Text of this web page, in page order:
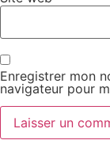
Enregistrer mon
navigateur pour